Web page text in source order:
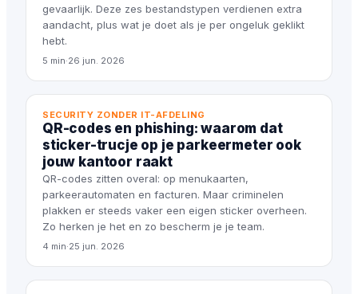
gevaarlijk. Deze zes bestandstypen verdienen extra
aandacht, plus wat je doet als je per ongeluk geklikt
hebt.
5 min·26 jun. 2026
SECURITY ZONDER IT-AFDELING
QR-codes en phishing: waarom dat
sticker-trucje op je parkeermeter ook
jouw kantoor raakt
QR-codes zitten overal: op menukaarten,
parkeerautomaten en facturen. Maar criminelen
plakken er steeds vaker een eigen sticker overheen.
Zo herken je het en zo bescherm je je team.
4 min·25 jun. 2026